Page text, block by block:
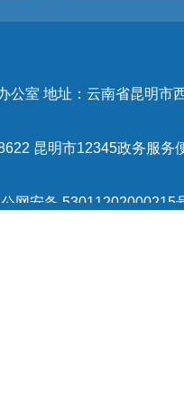
公室 地址：云南省昆明市
昆明市12345政务服务
网安备 53011202000215